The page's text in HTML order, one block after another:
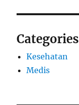
Categories
Kesehatan
Medis